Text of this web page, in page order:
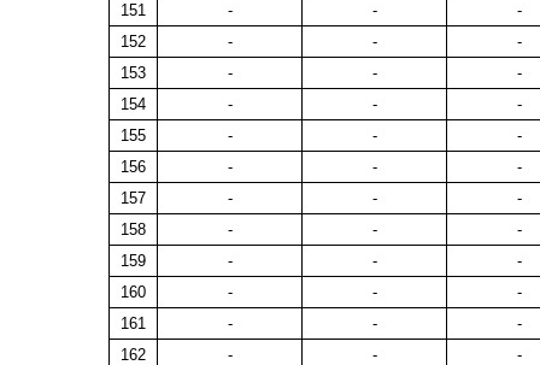
151
- -
-
152
- -
-
153
- -
-
154
- -
-
155
- -
-
156
- -
-
157
- -
-
158
- -
-
159
- -
-
160
- -
-
161
- -
-
162
- -
-